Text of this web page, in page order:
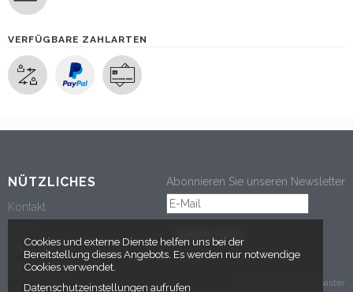
VERFÜGBARE ZAHLARTEN
NÜTZLICHES
Kontakt
Datenschutz
Impressum
Abonnieren Sie unseren Newsletter
powered by tickettoaster
Cookies und externe Dienste helfen uns bei der
Bereitstellung dieses Angebots. Es werden nur notwendige
Cookies verwendet.
Datenschutzeinstellungen aufrufen